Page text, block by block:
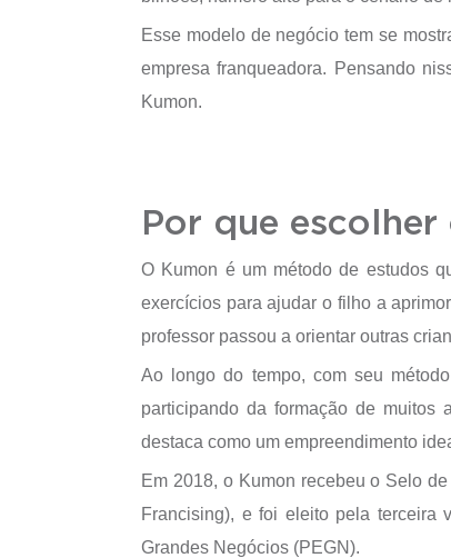
Esse modelo de negócio tem se
empresa franqueadora. Pensando
Kumon.
Por que escolher
O Kumon é um método de estudos
exercícios para ajudar o filho a
professor passou a orientar outras
Ao longo do tempo, com seu
participando da formação de
destaca como um empreendimento
Em 2018, o Kumon recebeu o Selo
Francising), e foi eleito pela terceira
Grandes Negócios (PEGN).